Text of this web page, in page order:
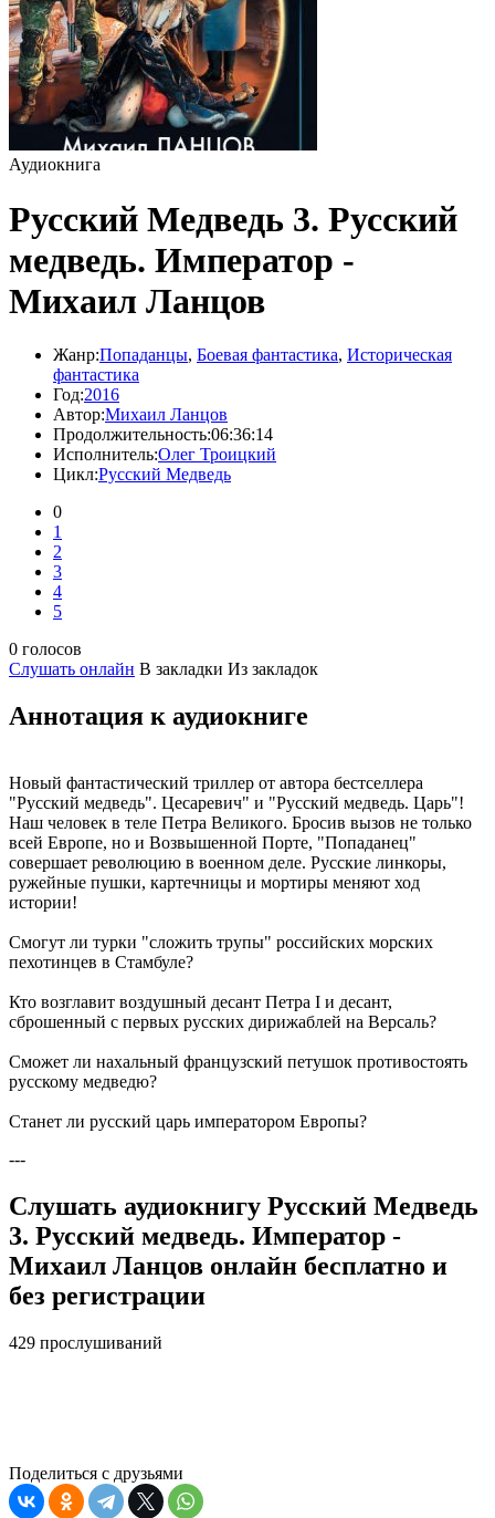
Аудиокнига
Русский Медведь 3. Русский
медведь. Император -
Михаил Ланцов
Жанр:Попаданцы, Боевая фантастика, Историческая
фантастика
Год:2016
Автор:Михаил Ланцов
Продолжительность:06:36:14
Исполнитель:Олег Троицкий
Цикл:Русский Медведь
0
1
2
3
4
5
0 голосов
Слушать онлайн В закладки Из закладок
Аннотация к аудиокниге
Новый фантастический триллер от автора бестселлера
"Русский медведь". Цесаревич" и "Русский медведь. Царь"!
Наш человек в теле Петра Великого. Бросив вызов не только
всей Европе, но и Возвышенной Порте, "Попаданец"
совершает революцию в военном деле. Русские линкоры,
ружейные пушки, картечницы и мортиры меняют ход
истории!
Смогут ли турки "сложить трупы" российских морских
пехотинцев в Стамбуле?
Кто возглавит воздушный десант Петра I и десант,
сброшенный с первых русских дирижаблей на Версаль?
Сможет ли нахальный французский петушок противостоять
русскому медведю?
Станет ли русский царь императором Европы?
---
Слушать аудиокнигу Русский Медведь
3. Русский медведь. Император -
Михаил Ланцов онлайн бесплатно и
без регистрации
429 прослушиваний
Поделиться с друзьями